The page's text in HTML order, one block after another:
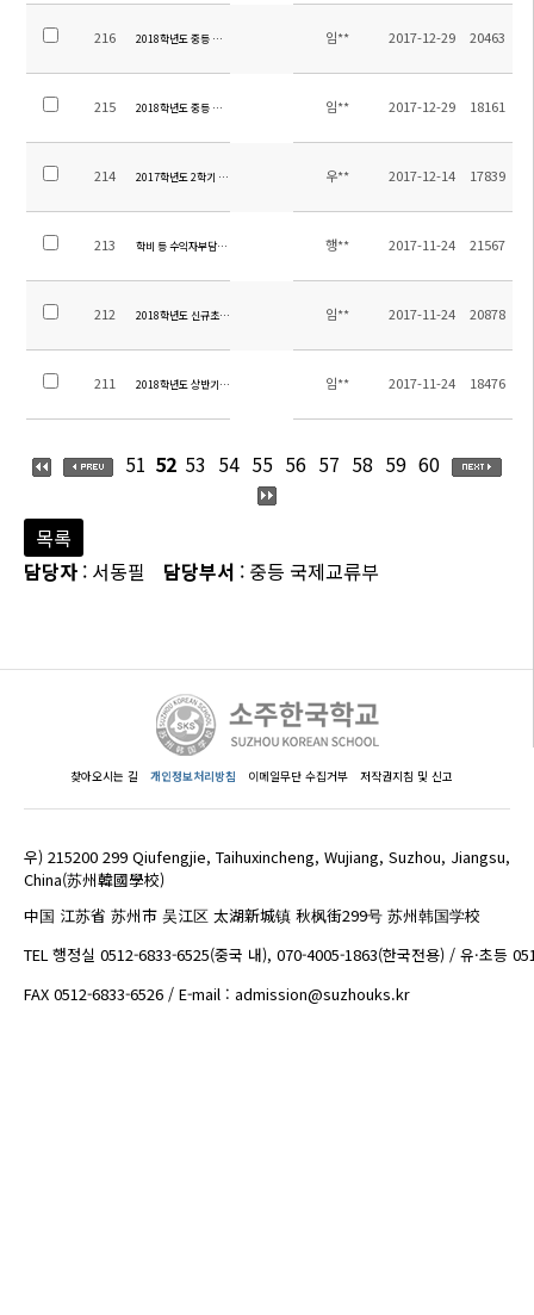
216 2018학년도 중등 영어과 교재목록 임** 2017-12-29 20463
215 2018학년도 중등 교과서목록 임** 2017-12-29 18161
214 2017학년도 2학기 중등 현장체험학습 만족도 조사 실시 결과 및 경비 정산 내역
우** 2017-12-14 17839
213 학비 등 수익자부담경비 납부 관련 안내 행** 2017-11-24 21567
212 2018학년도 신규초빙교원 추가선발 공고 임** 2017-11-24 20878
211 2018학년도 상반기 교원채용 결과 임** 2017-11-24 18476
51 52 53 54 55 56 57 58 59 60
목록
담당자 : 서동필 담당부서 : 중등 국제교류부
찾아오시는 길 개인정보처리방침 이메일무단 수집거부 저작권지침 및 신고
우) 215200 299 Qiufengjie, Taihuxincheng, Wujiang, Suzhou, Jiangsu,
China(苏州韓國學校)
中国 江苏省 苏州市 吴江区 太湖新城镇 秋枫街299号 苏州韩国学校
TEL 행정실 0512-6833-6525(중국 내), 070-4005-1863(한국전용) / 유·초등
FAX 0512-6833-6526 / E-mail : admission@suzhouks.kr